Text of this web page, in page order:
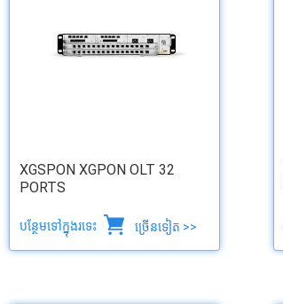
XGSPON XGPON OLT 32
PORTS
បន្ថែមទៅក្នុងរទេះ ច្រើនទៀត >>